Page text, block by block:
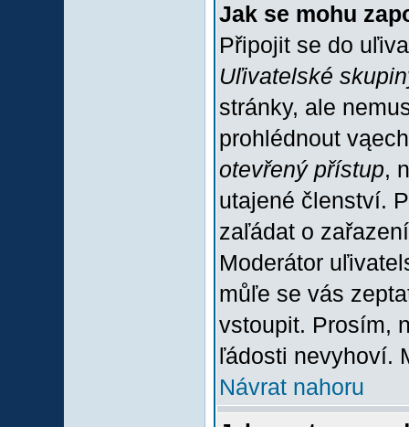
Jak se mohu
Připojit se do
Uľivatelské
stránky, ale
prohlédnout
otevřený přístup,
utajené členství.
zaľádat o
Moderátor
můľe se vás
vstoupit. Prosím,
ľádosti nevyhoví.
Návrat nahoru